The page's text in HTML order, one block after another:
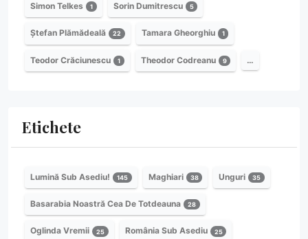
Simon Telkes 1 Sorin Dumitrescu 5
Ștefan Plămădeală 22 Tamara Gheorghiu 1
Teodor Crăciunescu 1 Theodor Codreanu 9 …
Etichete
Lumină Sub Asediu! 145 Maghiari 38 Unguri 35
Basarabia Noastră Cea De Totdeauna 28
Oglinda Vremii 25 România Sub Asediu 25